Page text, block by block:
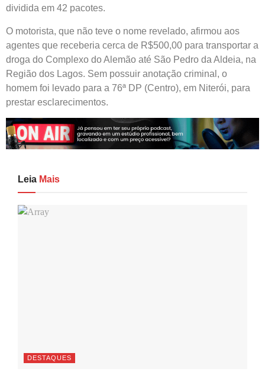
dividida em 42 pacotes.
O motorista, que não teve o nome revelado, afirmou aos
agentes que receberia cerca de R$500,00 para transportar a
droga do Complexo do Alemão até São Pedro da Aldeia, na
Região dos Lagos. Sem possuir anotação criminal, o
homem foi levado para a 76ª DP (Centro), em Niterói, para
prestar esclarecimentos.
Leia Mais
DESTAQUES